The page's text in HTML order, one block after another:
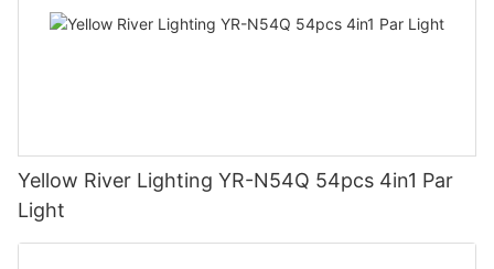
Yellow River Lighting YR-N54Q 54pcs 4in1 Par
Light